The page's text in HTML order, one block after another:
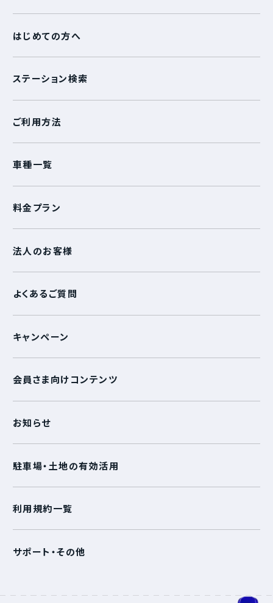
サポート・その他
はじめての方へ
ステーション検索
ご利用方法
車種一覧
料金プラン
法人のお客様
よくあるご質問
キャンペーン
会員さま向けコンテンツ
お知らせ
駐車場・土地の有効活用
利用規約一覧